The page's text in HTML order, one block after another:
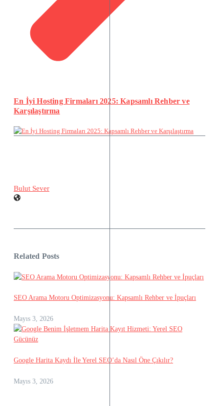
En İyi Hosting Firmaları 2025: Kapsamlı Rehber ve
Karşılaştırma
Bulut Sever
Related Posts
SEO Arama Motoru Optimizasyonu: Kapsamlı Rehber ve İpuçları
Mayıs 3, 2026
Google Harita Kaydı İle Yerel SEO’da Nasıl Öne Çıkılır?
Mayıs 3, 2026